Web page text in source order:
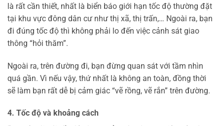
là rất cần thiết, nhất là biển báo giới hạn tốc độ thường đặt
tại khu vực đông dân cư như thị xã, thị trấn,… Ngoài ra, bạn
đi đúng tốc độ thì không phải lo đến việc cảnh sát giao
thông “hỏi thăm”.
Ngoài ra, trên đường đi, bạn đừng quan sát với tầm nhìn
quá gần. Vì nếu vậy, thứ nhất là không an toàn, đồng thời
sẽ làm bạn rất dễ bị cảm giác “vẽ rồng, vẽ rắn” trên đường.
4. Tốc độ và khoảng cách